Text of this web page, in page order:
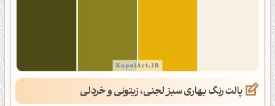
پالت رنگ بهاری سبز لجنی، زیتونی و خردلی